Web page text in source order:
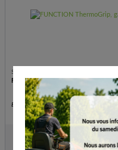
STIHL
FUNCTION ThermoGrip, gants de
Équipements de protection individuelle